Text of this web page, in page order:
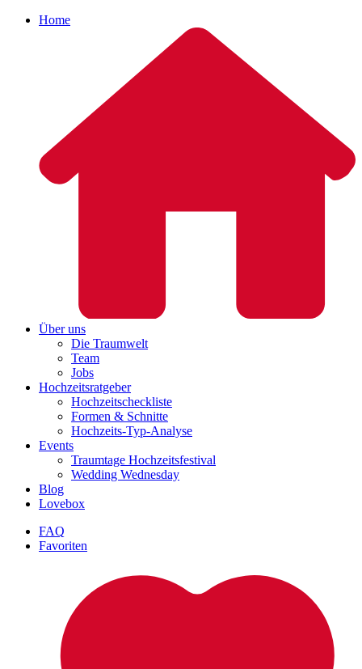
Home
Über uns
Die Traumwelt
Team
Jobs
Hochzeitsratgeber
Hochzeitscheckliste
Formen & Schnitte
Hochzeits-Typ-Analyse
Events
Traumtage Hochzeitsfestival
Wedding Wednesday
Blog
Lovebox
FAQ
Favoriten